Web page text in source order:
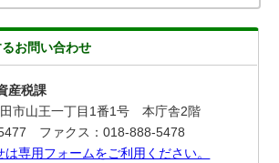
お問い合わせ
産税課
市山王一丁目1番1号 本庁舎2階
ファクス：018-888-5478
は専用フォームをご利用ください。